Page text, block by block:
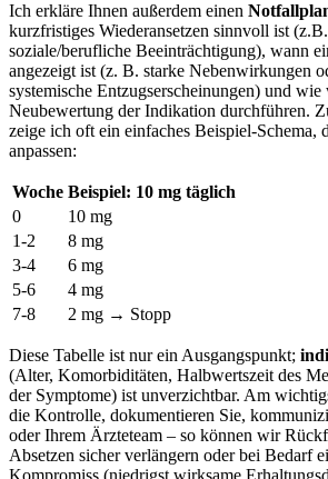
Ich erkläre Ihnen außerdem einen
kurzfristiges ⁢Wiederansetzen sinnvoll ist
soziale/berufliche Beeinträchtigung), wann
angezeigt ist (z. B.⁣ starke Nebenwirkungen
systemische Entzugserscheinungen) und
Neubewertung der⁣ Indikation durchführen.
zeige ich ‌oft ein einfaches Beispiel‑Schema,
anpassen:
Woche Beispiel: 10 mg täglich
0
10 mg
1-2
8 mg
3-4
6 mg
5-6
4 mg
7-8
2 ​mg → Stopp
Diese Tabelle ist nur⁤ ein‌ Ausgangspunkt;
(Alter, Komorbiditäten,​ Halbwertszeit des
der Symptome) ist unverzichtbar. Am
die Kontrolle, ‍dokumentieren‌ Sie,
⁣oder Ihrem Ärzteteam – so können wir
Absetzen sicher verlängern oder bei ⁣Bedarf
Kompromiss (niedrigst wirksame